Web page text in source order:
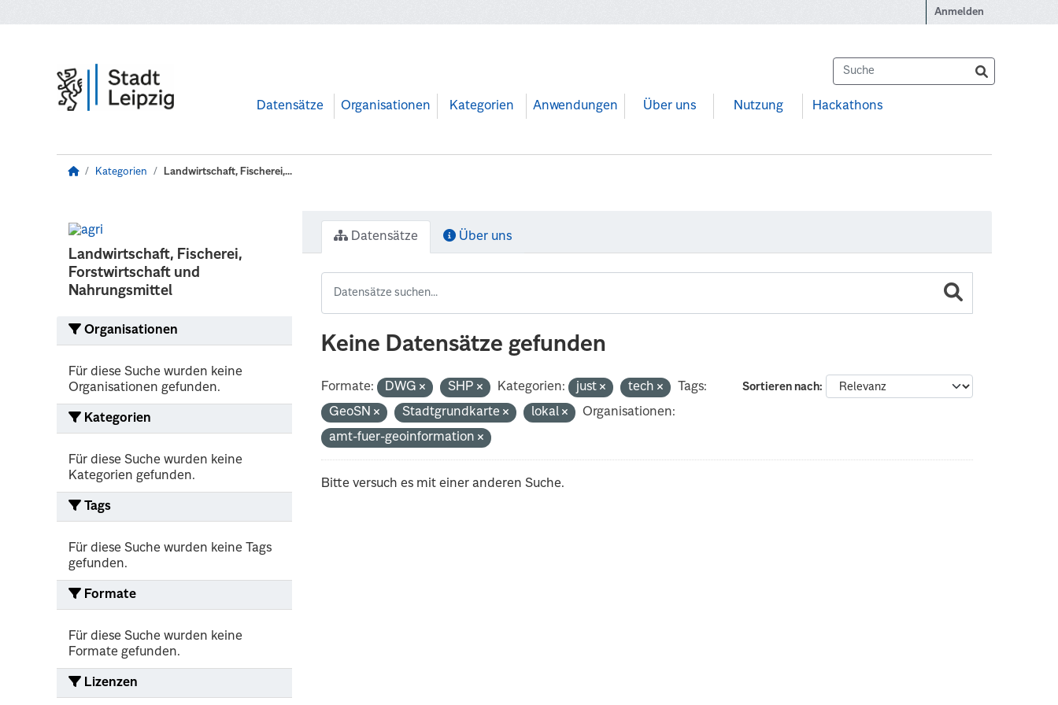
Anmelden
Datensätze Organisationen Kategorien Anwendungen Über uns Nutzung Hackathons
Kategorien Landwirtschaft, Fischerei,...
Landwirtschaft, Fischerei,
Forstwirtschaft und
Nahrungsmittel
Organisationen
Für diese Suche wurden keine
Organisationen gefunden.
Kategorien
Für diese Suche wurden keine
Kategorien gefunden.
Tags
Für diese Suche wurden keine Tags
gefunden.
Formate
Für diese Suche wurden keine
Formate gefunden.
Lizenzen
Datensätze Über uns
Keine Datensätze gefunden
Sortieren nach
Formate: DWG SHP Kategorien: just tech
Tags:
GeoSN
Stadtgrundkarte lokal
Organisationen:
amt-fuer-geoinformation
Bitte versuch es mit einer anderen Suche.